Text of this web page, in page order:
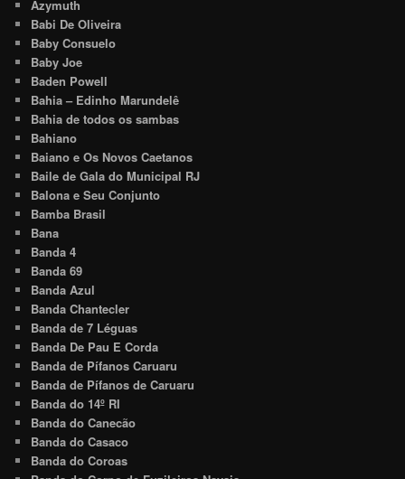
Azymuth
Babi De Oliveira
Baby Consuelo
Baby Joe
Baden Powell
Bahia – Edinho Marundelê
Bahia de todos os sambas
Bahiano
Baiano e Os Novos Caetanos
Baile de Gala do Municipal RJ
Balona e Seu Conjunto
Bamba Brasil
Bana
Banda 4
Banda 69
Banda Azul
Banda Chantecler
Banda de 7 Léguas
Banda De Pau E Corda
Banda de Pífanos Caruaru
Banda de Pífanos de Caruaru
Banda do 14º RI
Banda do Canecão
Banda do Casaco
Banda do Coroas